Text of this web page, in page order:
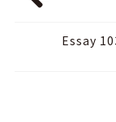
Essay